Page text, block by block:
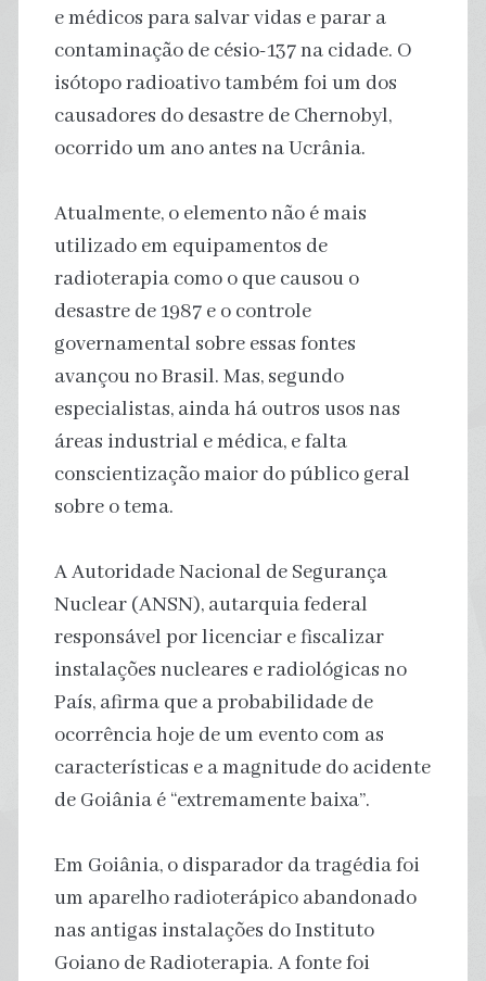
e médicos para salvar vidas e parar a
contaminação de césio-137 na cidade. O
isótopo radioativo também foi um dos
causadores do desastre de Chernobyl,
ocorrido um ano antes na Ucrânia.
Atualmente, o elemento não é mais
utilizado em equipamentos de
radioterapia como o que causou o
desastre de 1987 e o controle
governamental sobre essas fontes
avançou no Brasil. Mas, segundo
especialistas, ainda há outros usos nas
áreas industrial e médica, e falta
conscientização maior do público geral
sobre o tema.
A Autoridade Nacional de Segurança
Nuclear (ANSN), autarquia federal
responsável por licenciar e fiscalizar
instalações nucleares e radiológicas no
País, afirma que a probabilidade de
ocorrência hoje de um evento com as
características e a magnitude do acidente
de Goiânia é “extremamente baixa”.
Em Goiânia, o disparador da tragédia foi
um aparelho radioterápico abandonado
nas antigas instalações do Instituto
Goiano de Radioterapia. A fonte foi